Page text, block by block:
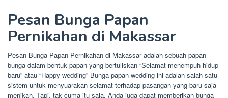
Pesan Bunga Papan
Pernikahan di Makassar
Pesan Bunga Papan Pernikahan di Makassar adalah sebuah papan
bunga dalam bentuk papan yang bertuliskan “Selamat menempuh hidup
baru” atau “Happy wedding” Bunga papan wedding ini adalah salah satu
sistem untuk menyuarakan selamat terhadap pasangan yang baru saja
menikah. Tapi, tak cuma itu saja. Anda juga dapat memberikan bunga